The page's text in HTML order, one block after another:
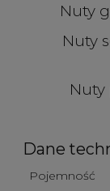
Nuty
Nuty
Nuty
Dane
Pojemność